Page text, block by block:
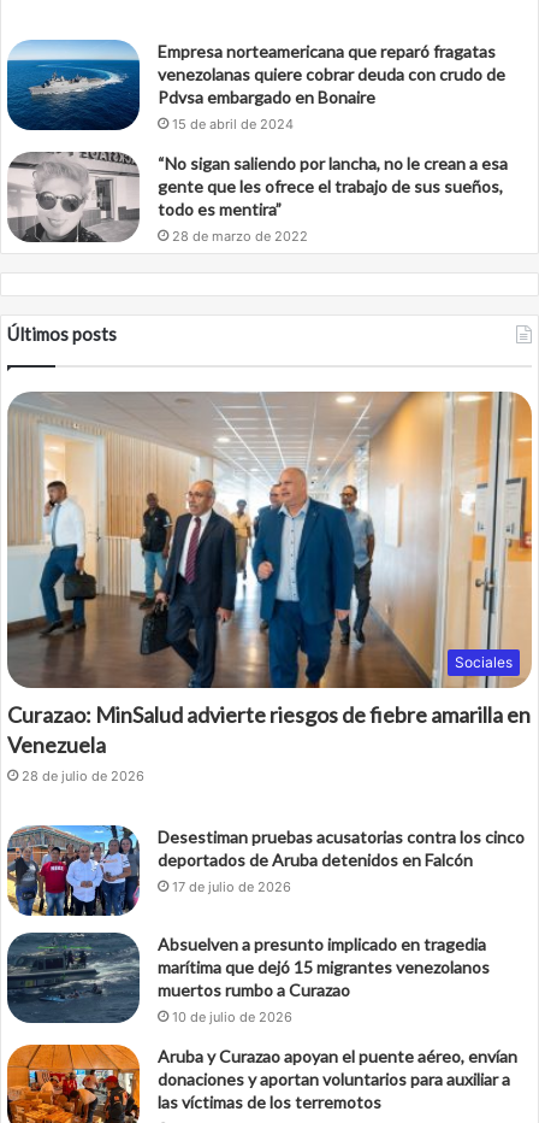
Empresa norteamericana que reparó fragatas
venezolanas quiere cobrar deuda con crudo de
Pdvsa embargado en Bonaire
15 de abril de 2024
“No sigan saliendo por lancha, no le crean a esa
gente que les ofrece el trabajo de sus sueños,
todo es mentira”
28 de marzo de 2022
Últimos posts
Sociales
Curazao: MinSalud advierte riesgos de fiebre amarilla en
Venezuela
28 de julio de 2026
Desestiman pruebas acusatorias contra los cinco
deportados de Aruba detenidos en Falcón
17 de julio de 2026
Absuelven a presunto implicado en tragedia
marítima que dejó 15 migrantes venezolanos
muertos rumbo a Curazao
10 de julio de 2026
Aruba y Curazao apoyan el puente aéreo, envían
donaciones y aportan voluntarios para auxiliar a
las víctimas de los terremotos